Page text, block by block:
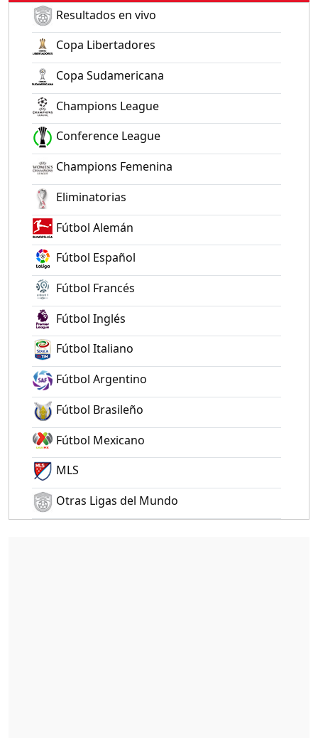
Resultados en vivo
Copa Libertadores
Copa Sudamericana
Champions League
Conference League
Champions Femenina
Eliminatorias
Fútbol Alemán
Fútbol Español
Fútbol Francés
Fútbol Inglés
Fútbol Italiano
Fútbol Argentino
Fútbol Brasileño
Fútbol Mexicano
MLS
Otras Ligas del Mundo